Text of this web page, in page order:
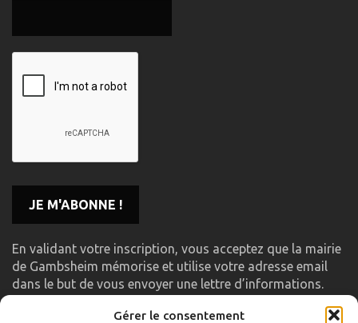
Gérer le consentement
En validant votre inscription, vous acceptez que la mairie
de Gambsheim mémorise et utilise votre adresse email
dans le but de vous envoyer une lettre d’informations.